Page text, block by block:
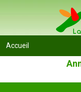
Accueil